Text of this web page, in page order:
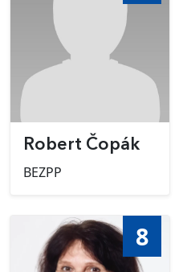
Robert Čopák
BEZPP
8